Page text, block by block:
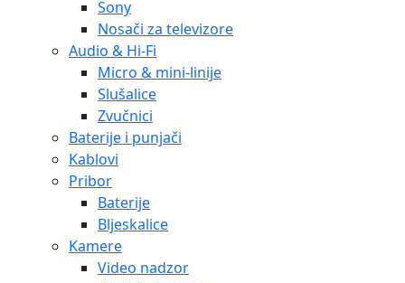
Sony
Nosači za televizore
Audio & Hi-Fi
Micro & mini-linije
Slušalice
Zvučnici
Baterije i punjači
Kablovi
Pribor
Baterije
Bljeskalice
Kamere
Video nadzor